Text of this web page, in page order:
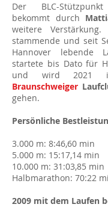
Der BLC-
bekommt durch
weitere
stammende und seit
Hannover lebende
startete bis Dato für
und wird 2021
Braunschweiger
gehen.
Persönliche
3.000 m: 8:46,60 min
5.000 m: 15:17,14 min
10.000 m: 31:03,85 min
Halbmarathon: 70:22
2009 mit dem Laufen